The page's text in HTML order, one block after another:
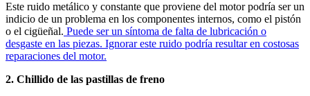
Este ruido metálico y constante que proviene del motor podría ser un
indicio de un problema en los componentes internos, como el pistón
o el cigüeñal. Puede ser un síntoma de falta de lubricación o
desgaste en las piezas. Ignorar este ruido podría resultar en costosas
reparaciones del motor.
2. Chillido de las pastillas de freno